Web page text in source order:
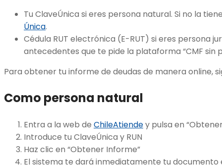
Tu ClaveÚnica si eres persona natural. Si no la
Única.
Cédula RUT electrónica (E-RUT) si eres persona
antecedentes que te pide la plataforma “CMF sin
Para obtener tu informe de deudas de manera online,
Como persona natural
Entra a la web de ChileAtiendey pulsa en
Introduce tu ClaveÚnica y RUN
Haz clic en “Obtener Informe”
El sistema te dará inmediatamente tu documento